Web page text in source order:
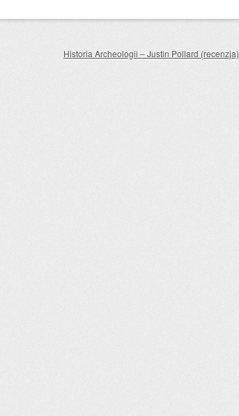
Historia Archeologii – Justin Pollard (recenzja)